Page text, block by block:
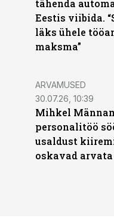
tähenda
Eestis viibida.
läks ühele
maksma”
ARVAMUSED
30.07.26, 10:39
Mihkel
personalitöö
usaldust
oskavad arvata